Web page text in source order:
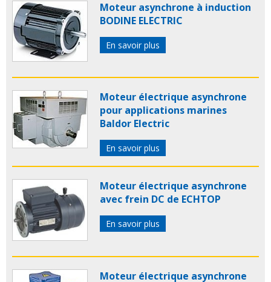
Moteur asynchrone à induction
BODINE ELECTRIC
En savoir plus
Moteur électrique asynchrone
pour applications marines
Baldor Electric
En savoir plus
Moteur électrique asynchrone
avec frein DC de ECHTOP
En savoir plus
Moteur électrique asynchrone